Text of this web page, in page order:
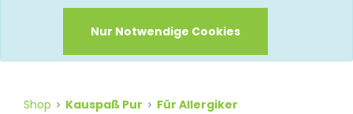
Nur Notwendige Cookies
Shop Kauspaß Pur Für Allergiker